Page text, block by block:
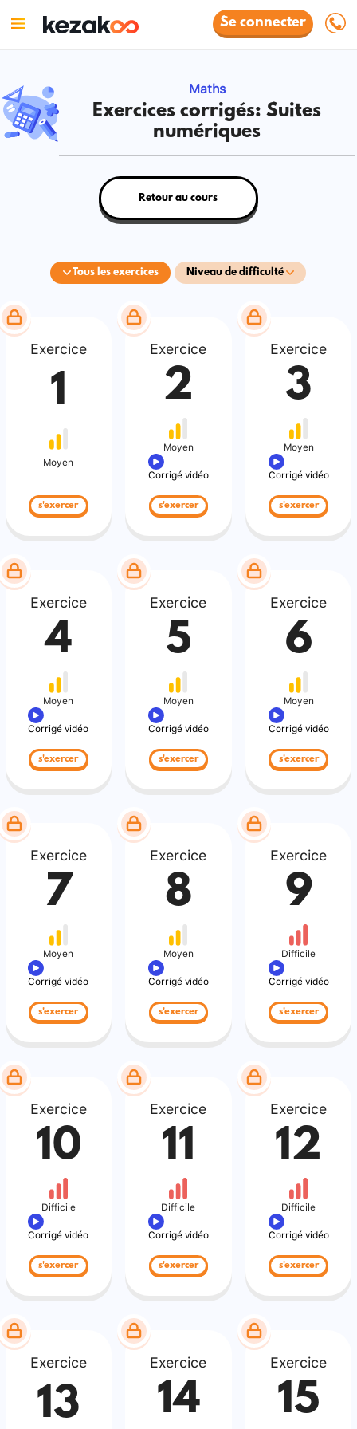
Se connecter
Maths
Exercices corrigés: Suites
numériques
Tous les exercices Niveau de difficulté
Retour au cours
Exercice
1
Moyen
s'exercer
Exercice
2
Moyen
Corrigé vidéo
s'exercer
Exercice
3
Moyen
Corrigé vidéo
s'exercer
Exercice
4
Moyen
Corrigé vidéo
s'exercer
Exercice
5
Moyen
Corrigé vidéo
s'exercer
Exercice
6
Moyen
Corrigé vidéo
s'exercer
Exercice
7
Moyen
Corrigé vidéo
s'exercer
Exercice
8
Moyen
Corrigé vidéo
s'exercer
Exercice
9
Difficile
Corrigé vidéo
s'exercer
Exercice
10
Difficile
Corrigé vidéo
s'exercer
Exercice
11
Difficile
Corrigé vidéo
s'exercer
Exercice
12
Difficile
Corrigé vidéo
s'exercer
Exercice
13
Exercice
14
Exercice
15